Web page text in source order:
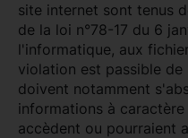
site internet sont tenus
de la loi n°78-17 du 6
l'informatique, aux
violation est passible de
doivent notamment
informations à
accèdent ou pourraient